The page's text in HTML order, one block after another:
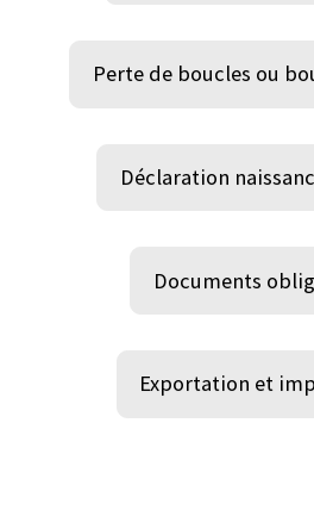
Perte de boucles ou
Déclaration
Documents
Exportation et